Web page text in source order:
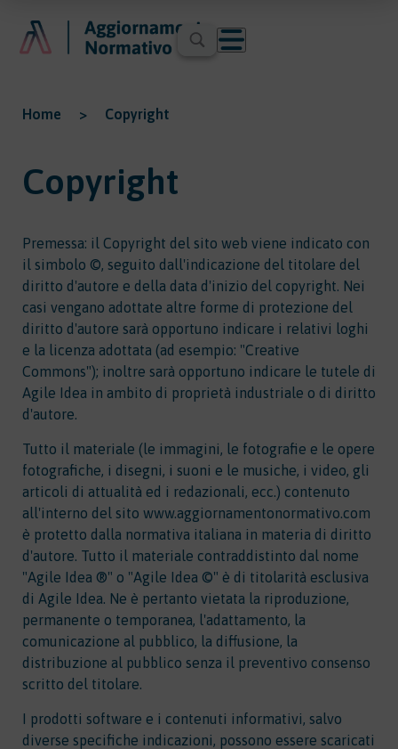
Home > Copyright
Copyright
Premessa: il Copyright del sito web viene indicato con
il simbolo ©, seguito dall'indicazione del titolare del
diritto d'autore e della data d'inizio del copyright. Nei
casi vengano adottate altre forme di protezione del
diritto d'autore sarà opportuno indicare i relativi loghi
e la licenza adottata (ad esempio: "Creative
Commons"); inoltre sarà opportuno indicare le tutele di
Agile Idea in ambito di proprietà industriale o di diritto
d'autore.
Tutto il materiale (le immagini, le fotografie e le opere
fotografiche, i disegni, i suoni e le musiche, i video, gli
articoli di attualità ed i redazionali, ecc.) contenuto
all'interno del sito www.aggiornamentonormativo.com
è protetto dalla normativa italiana in materia di diritto
d'autore. Tutto il materiale contraddistinto dal nome
"Agile Idea ®" o "Agile Idea ©" è di titolarità esclusiva
di Agile Idea. Ne è pertanto vietata la riproduzione,
permanente o temporanea, l'adattamento, la
comunicazione al pubblico, la diffusione, la
distribuzione al pubblico senza il preventivo consenso
scritto del titolare.
I prodotti software e i contenuti informativi, salvo
diverse specifiche indicazioni, possono essere scaricati